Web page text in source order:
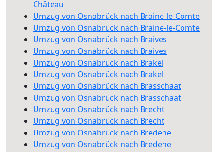
Château
Umzug von Osnabrück nach Braine-le-Comte
Umzug von Osnabrück nach Braine-le-Comte
Umzug von Osnabrück nach Braives
Umzug von Osnabrück nach Braives
Umzug von Osnabrück nach Brakel
Umzug von Osnabrück nach Brakel
Umzug von Osnabrück nach Brasschaat
Umzug von Osnabrück nach Brasschaat
Umzug von Osnabrück nach Brecht
Umzug von Osnabrück nach Brecht
Umzug von Osnabrück nach Bredene
Umzug von Osnabrück nach Bredene